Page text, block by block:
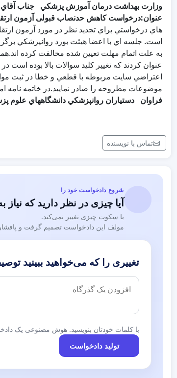
وزارت بهداشت درمان آموزش پزشكي جناب آقاي
عنوان:درخواست کاهش حدنصاب قبولی آزمون ارتقا 97 روانپزشکی و بررسی مجدد سوالات
است. جلسه اي با اعضا هيئت بورد روانپزشكي
به علت اتمام مهلت تعيين شده مخالفت کرده
عنوان كردند كه تغيير كليد سوالات بالا بوده
اعتراضي سايت مربوطه با قطعي و خطا در ثبت
موضوعات مطروحه را صادر نماييد.در خاتمه
فراوان دستياران روانپزشكي دانشگاههاي علوم
تماس با نویسنده
شروع دادخواست خود را
آیا چیزی در نظر دارید که نیاز
با سکوت چیزی تغییر نمی‌کند.
مولف این دادخواست تصمیم گرفت و
تغییری را که می‌خواهید ببینید
با کلمات خودتان بنویسید. هوش مصنوعی یک
تولید دادخواست